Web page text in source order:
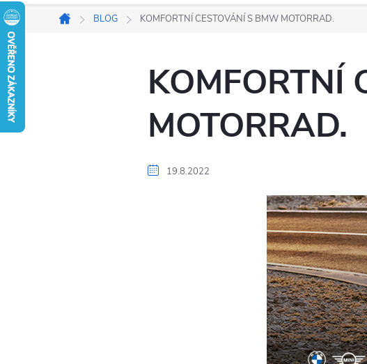
Domů
BLOG KOMFORTNÍ CESTOVÁNÍ S BMW MOTORRAD.
KOMFORTNÍ
MOTORRAD.
19.8.2022